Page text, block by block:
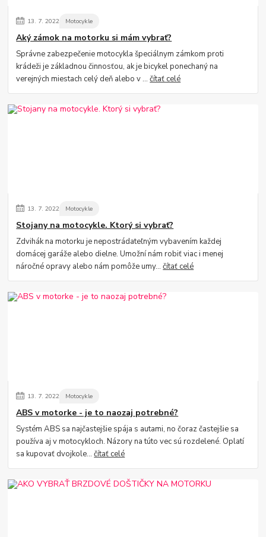
13. 7. 2022 Motocykle
Aký zámok na motorku si mám vybrať?
Správne zabezpečenie motocykla špeciálnym zámkom proti
krádeži je základnou činnosťou, ak je bicykel ponechaný na
verejných miestach celý deň alebo v ...čítať celé
13. 7. 2022 Motocykle
Stojany na motocykle. Ktorý si vybrať?
Zdvihák na motorku je nepostrádateľným vybavením každej
domácej garáže alebo dielne. Umožní nám robiť viac i menej
náročné opravy alebo nám pomôže umy...čítať celé
13. 7. 2022 Motocykle
ABS v motorke - je to naozaj potrebné?
Systém ABS sa najčastejšie spája s autami, no čoraz častejšie sa
používa aj v motocykloch. Názory na túto vec sú rozdelené. Oplatí
sa kupovať dvojkole...čítať celé